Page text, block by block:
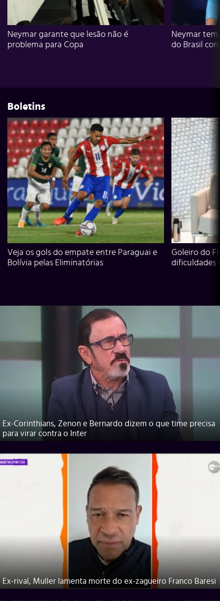
Neymar garante que lesão não é
problema para Copa
Neymar
do Brasil
Boletins
Veja os gols do empate entre Paraguai e
Bolívia pelas Eliminatórias
Goleiro do
dificuldades
Ex-Corinthians, Zenon e Bernardo dizem o que time precisa
para virar contra o Inter
Ex-rival, Muller lamenta morte do ex-zagueiro Franco Baresi